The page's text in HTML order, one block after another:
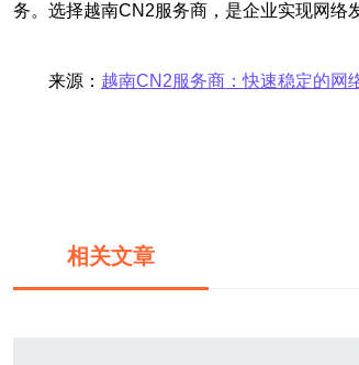
务。选择越南CN2服务商，是企业实现网络
来源： 越南CN2服务商：快速稳定的网
相关文章